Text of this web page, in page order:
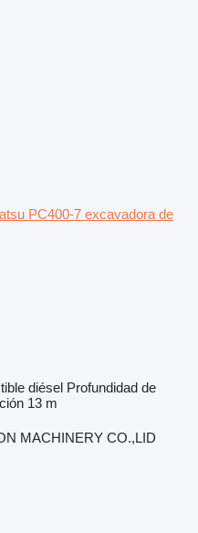
PC400-7 excavadora de
diésel Profundidad de
13 m
MACHINERY CO.,LID